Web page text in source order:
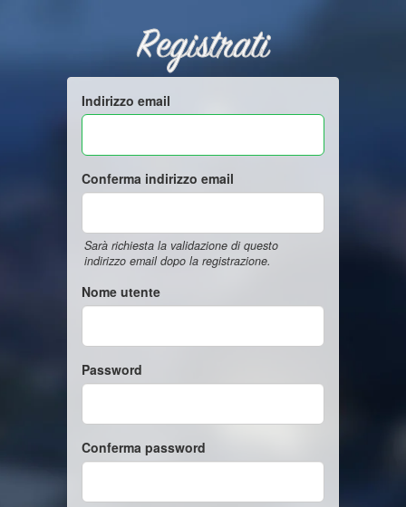
Registrati
Indirizzo email
Conferma indirizzo email
Sarà richiesta la validazione di questo
indirizzo email dopo la registrazione.
Nome utente
Password
Conferma password